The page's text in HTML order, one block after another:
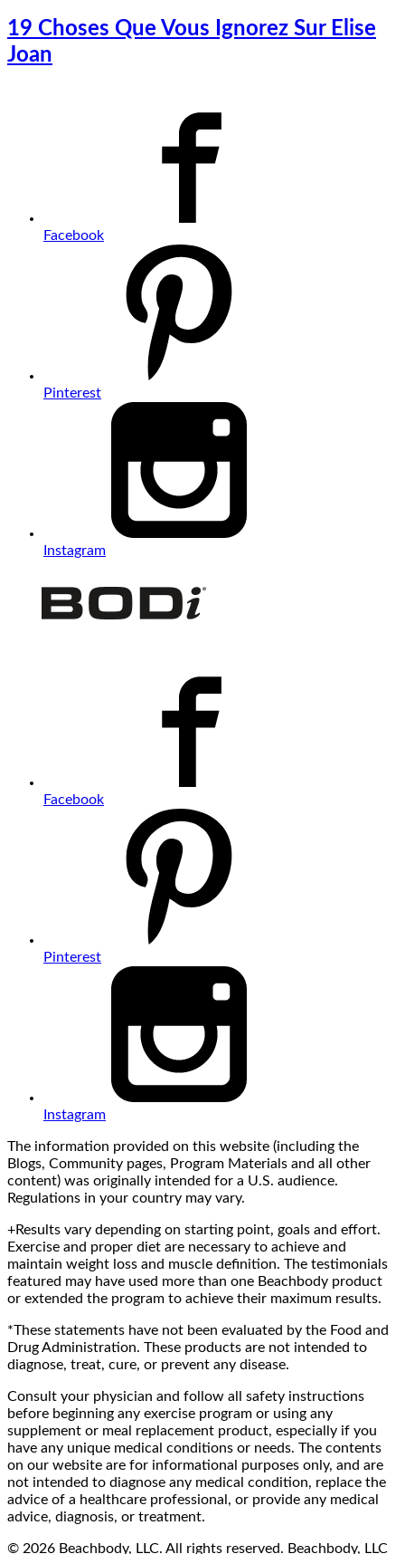
19 Choses Que Vous Ignorez Sur Elise
Joan
Facebook
Pinterest
Instagram
Facebook
Pinterest
Instagram
The information provided on this website (including the
Blogs, Community pages, Program Materials and all other
content) was originally intended for a U.S. audience.
Regulations in your country may vary.
+Results vary depending on starting point, goals and effort.
Exercise and proper diet are necessary to achieve and
maintain weight loss and muscle definition. The testimonials
featured may have used more than one Beachbody product
or extended the program to achieve their maximum results.
*These statements have not been evaluated by the Food and
Drug Administration. These products are not intended to
diagnose, treat, cure, or prevent any disease.
Consult your physician and follow all safety instructions
before beginning any exercise program or using any
supplement or meal replacement product, especially if you
have any unique medical conditions or needs. The contents
on our website are for informational purposes only, and are
not intended to diagnose any medical condition, replace the
advice of a healthcare professional, or provide any medical
advice, diagnosis, or treatment.
© 2026 Beachbody, LLC. All rights reserved. Beachbody, LLC